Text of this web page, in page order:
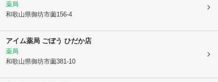
薬局
和歌山県御坊市薗156-4
アイム薬局 ごぼう ひだか店
薬局
和歌山県御坊市薗381-10